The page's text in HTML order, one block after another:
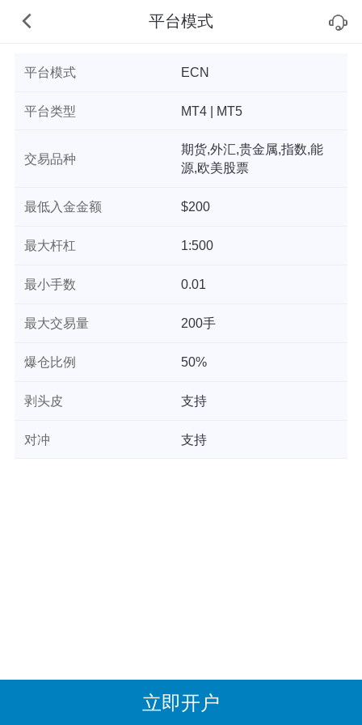
平台模式
平台模式 ECN
平台类型 MT4 | MT5
交易品种
期货,外汇,贵金属,指数,能
源,欧美股票
最低入金金额 $200
最大杆杠 1:500
最小手数 0.01
最大交易量 200手
爆仓比例 50%
剥头皮 支持
对冲 支持
立即开户